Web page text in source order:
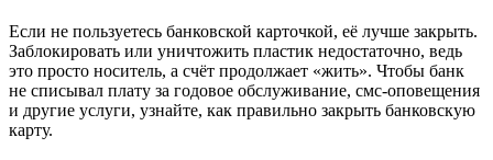
Если не пользуетесь банковской карточкой, её лучше закрыть.
Заблокировать или уничтожить пластик недостаточно, ведь
это просто носитель, а счёт продолжает «жить». Чтобы банк
не списывал плату за годовое обслуживание, смс-оповещения
и другие услуги, узнайте, как правильно закрыть банковскую
карту.